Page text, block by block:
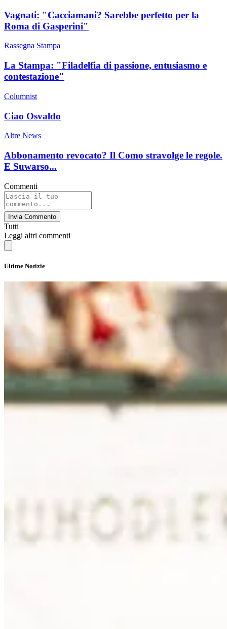
Vagnati: "Cacciamani? Sarebbe perfetto per la
Roma di Gasperini"
Rassegna Stampa
La Stampa: "Filadelfia di passione, entusiasmo e
contestazione"
Columnist
Ciao Osvaldo
Altre News
Abbonamento revocato? Il Como stravolge le regole.
E Suwarso...
Commenti
Invia Commento
Tutti
Leggi altri commenti
Ultime Notizie